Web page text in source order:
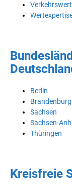
Berlin
Brandenburg
Sachsen
Sachsen-
Thüringen
Kreisfreie